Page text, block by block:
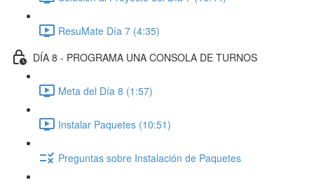
ResuMate Día 7 (4:35)
DÍA 8 - PROGRAMA UNA CONSOLA DE TURNOS
Meta del Día 8 (1:57)
Instalar Paquetes (10:51)
Preguntas sobre Instalación de Paquetes